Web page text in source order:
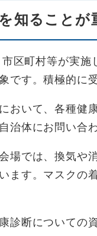
知ることが
区町村等が実
です。積極的に
おいて、各種健
治体にお問い合
場では、換気や
ます。マスクの
診断についての